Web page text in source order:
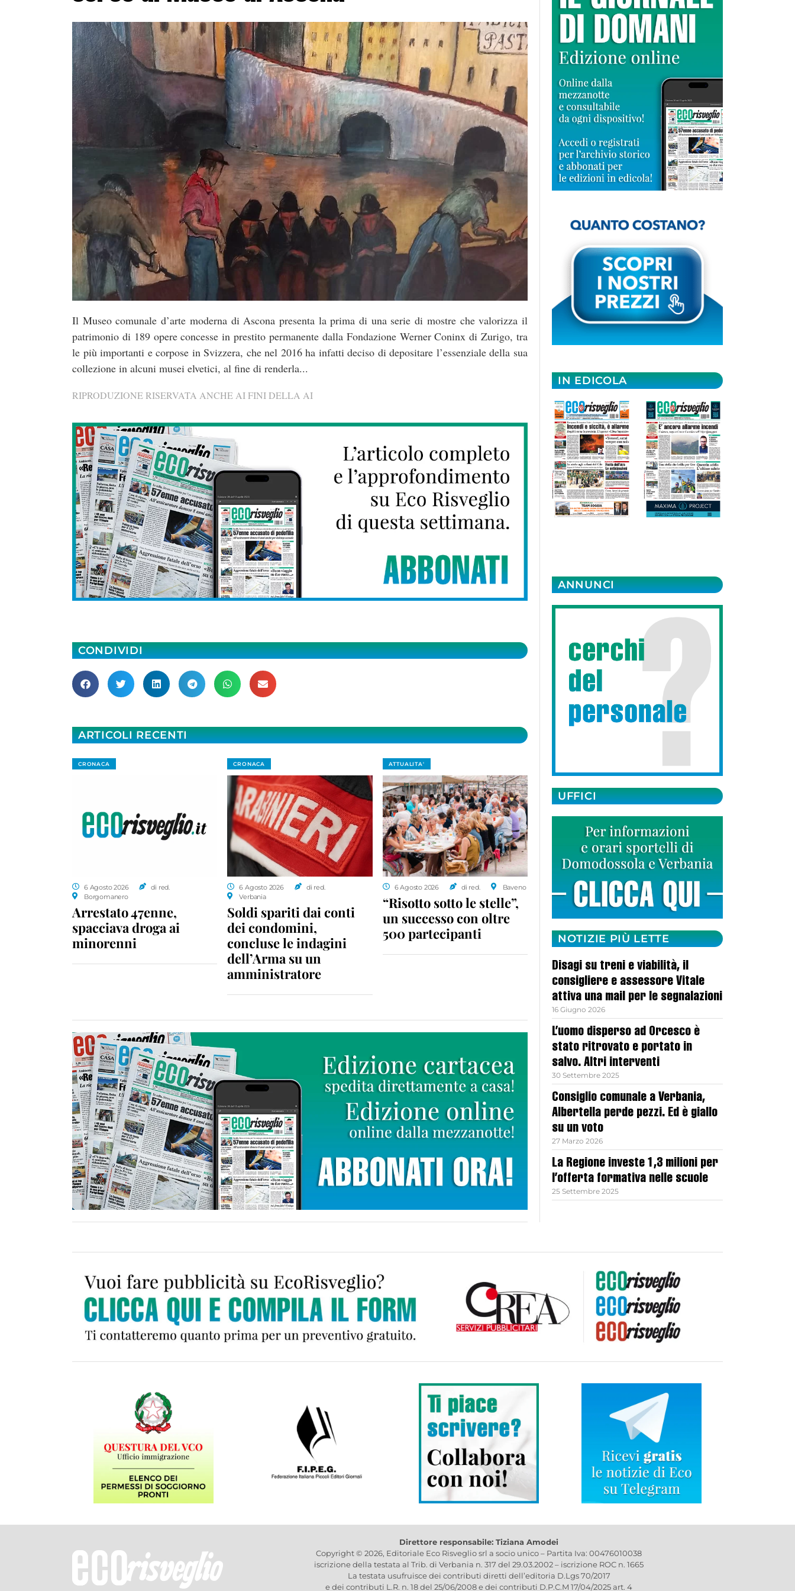
Il Museo comunale d’arte moderna di Ascona presenta la prima di una serie di mostre che valorizza il
patrimonio di 189 opere concesse in prestito permanente dalla Fondazione Werner Coninx di Zurigo, tra
le più importanti e corpose in Svizzera, che nel 2016 ha infatti deciso di depositare l’essenziale della sua
collezione in alcuni musei elvetici, al fine di renderla...
RIPRODUZIONE RISERVATA ANCHE AI FINI DELLA AI
CONDIVIDI
ARTICOLI RECENTI
CRONACA
6 Agosto 2026
di red.
Borgomanero
Arrestato 47enne,
spacciava droga ai
minorenni
CRONACA
6 Agosto 2026
di red.
Verbania
Soldi spariti dai conti
dei condomini,
concluse le indagini
dell’Arma su un
amministratore
ATTUALITA'
6 Agosto 2026 di red. Baveno
“Risotto sotto le stelle”,
un successo con oltre
500 partecipanti
IN EDICOLA
ANNUNCI
UFFICI
NOTIZIE PIÙ LETTE
Disagi su treni e viabilità, il
consigliere e assessore Vitale
attiva una mail per le segnalazioni
16 Giugno 2026
L’uomo disperso ad Orcesco è
stato ritrovato e portato in
salvo. Altri interventi
30 Settembre 2025
Consiglio comunale a Verbania,
Albertella perde pezzi. Ed è giallo
su un voto
27 Marzo 2026
La Regione investe 1,3 milioni per
l’offerta formativa nelle scuole
25 Settembre 2025
Direttore responsabile: Tiziana Amodei
Copyright © 2026, Editoriale Eco Risveglio srl a socio unico – Partita Iva: 00476010038
iscrizione della testata al Trib. di Verbania n. 317 del 29.03.2002 – iscrizione ROC n. 1665
La testata usufruisce dei contributi diretti dell’editoria D.Lgs 70/2017
e dei contributi L.R. n. 18 del 25/06/2008 e dei contributi D.P.C.M 17/04/2025 art. 4